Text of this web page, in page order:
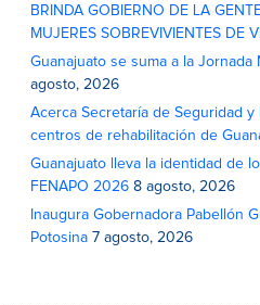
BRINDA GOBIERNO DE LA
MUJERES SOBREVIVIENTES DE
Guanajuato se suma a la
agosto, 2026
Acerca Secretaría de Seguridad
centros de rehabilitación de
Guanajuato lleva la identidad de
FENAPO 2026 8 agosto, 2026
Inaugura Gobernadora Pabellón
Potosina 7 agosto, 2026